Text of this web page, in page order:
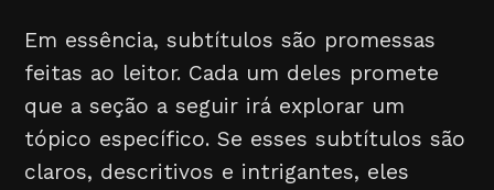
Em essência, subtítulos são promessas
feitas ao leitor. Cada um deles promete
que a seção a seguir irá explorar um
tópico específico. Se esses subtítulos são
claros, descritivos e intrigantes, eles